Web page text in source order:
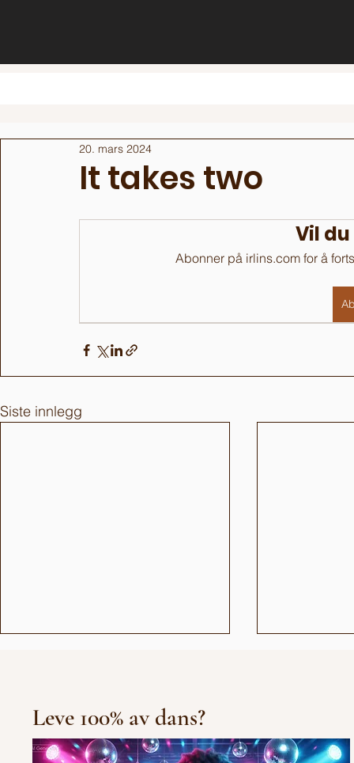
It takes two
20. mars 2024
Vil
Abonner på irlins.com for å
Siste innlegg
10/10/10
Leve 100% av dans?